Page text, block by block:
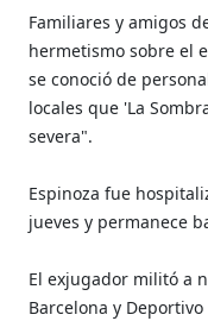
Familiares y amigos
hermetismo sobre el
se conoció de
locales que 'La
severa".
Espinoza fue
jueves y permanece
El exjugador militó a
Barcelona y